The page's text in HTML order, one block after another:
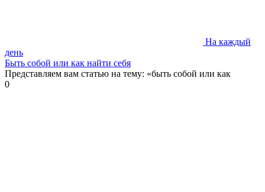
На каждый
день
Быть собой или как найти себя
Представляем вам статью на тему: «быть собой или как
0